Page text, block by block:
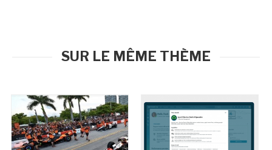
SUR LE MÊME THÈME